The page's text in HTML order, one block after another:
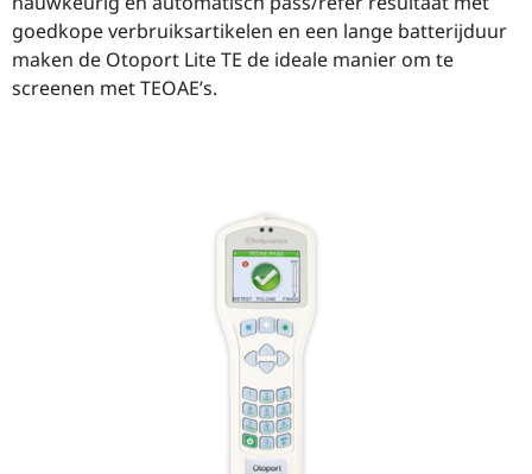
goedkope verbruiksartikelen en een lange batterijduur
maken de Otoport Lite TE de ideale manier om te
screenen met TEOAE’s.